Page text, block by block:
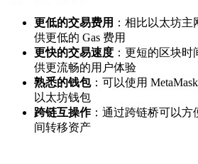
更低的交易费用 ：相比以太坊
供更低的 Gas 费用
更快的交易速度 ：更短的区块
供更流畅的用户体验
熟悉的钱包：可以使用
以太坊钱包
跨链互操作：通过跨链桥可以方
间转移资产